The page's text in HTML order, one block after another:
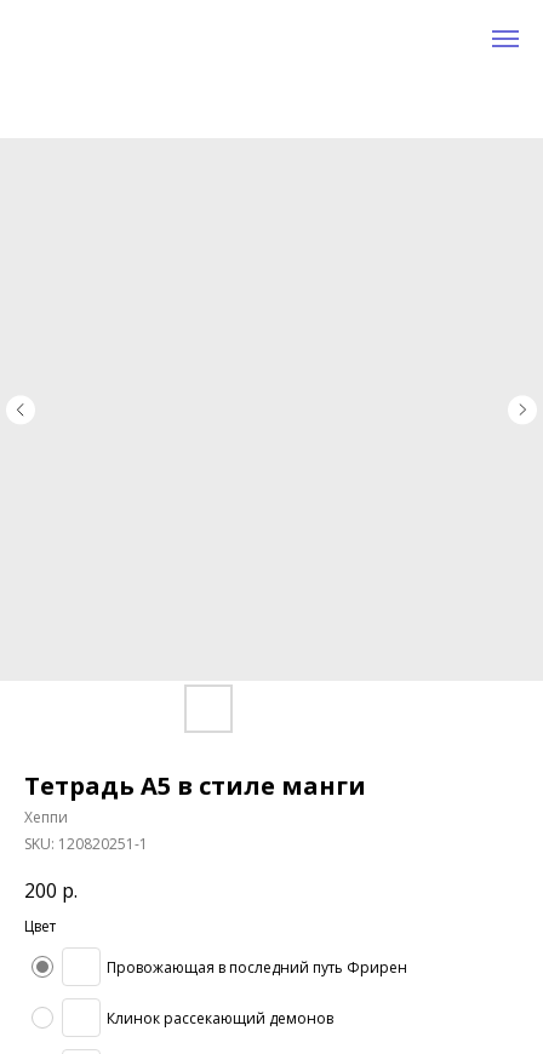
Тетрадь А5 в стиле манги
Хеппи
SKU: 120820251-1
200 р.
Цвет
Провожающая в последний путь Фрирен
Клинок рассекающий демонов